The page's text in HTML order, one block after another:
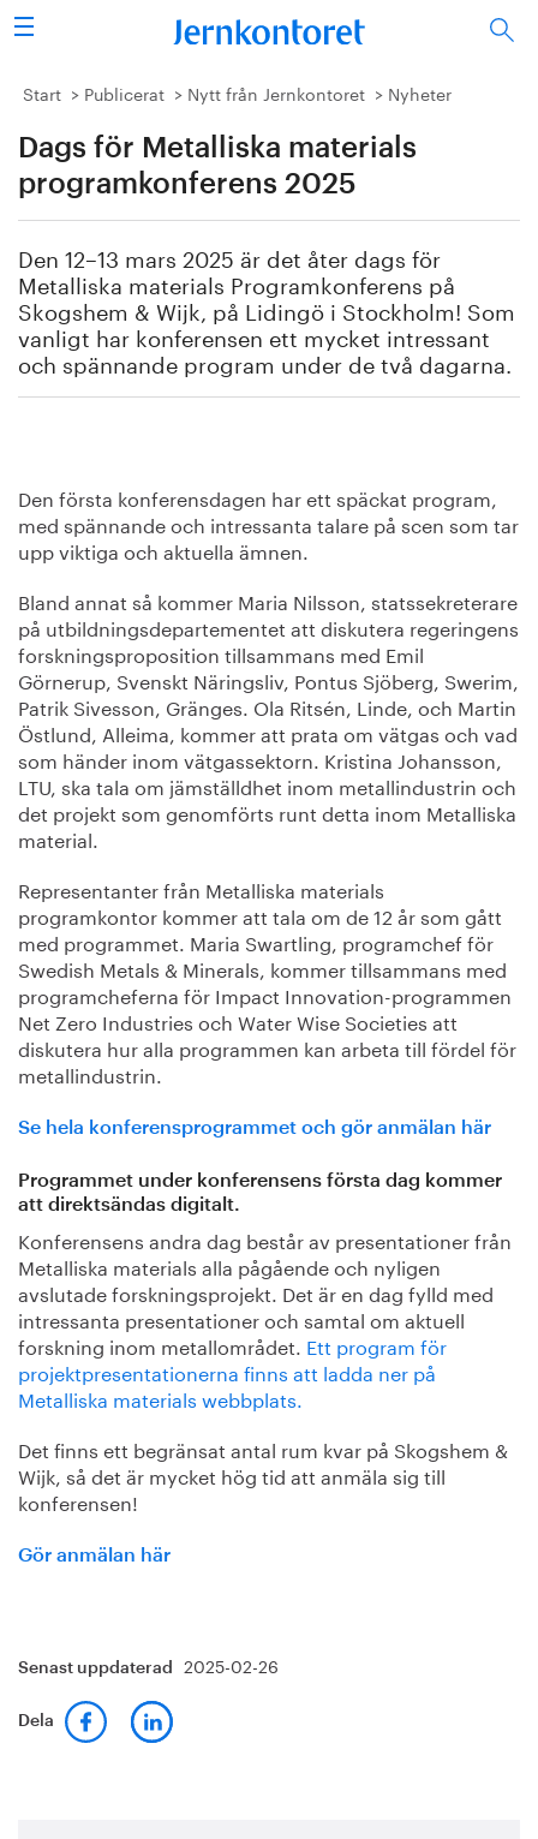
Sök
Stålindustrin
Vision 2050
Energi/miljö
Vi tycker
Publicerat
Om oss
Start Publicerat Nytt från Jernkontoret Nyheter
Dags för Metalliska materials
programkonferens 2025
Den 12–13 mars 2025 är det åter dags för
Metalliska materials Programkonferens på
Skogshem & Wijk, på Lidingö i Stockholm! Som
vanligt har konferensen ett mycket intressant
och spännande program under de två dagarna.
Den första konferensdagen har ett späckat program,
med spännande och intressanta talare på scen som tar
upp viktiga och aktuella ämnen.
Bland annat så kommer Maria Nilsson, statssekreterare
på utbildningsdepartementet att diskutera regeringens
forskningsproposition tillsammans med Emil
Görnerup, Svenskt Näringsliv, Pontus Sjöberg, Swerim,
Patrik Sivesson, Gränges. Ola Ritsén, Linde, och Martin
Östlund, Alleima, kommer att prata om vätgas och vad
som händer inom vätgassektorn. Kristina Johansson,
LTU, ska tala om jämställdhet inom metallindustrin och
det projekt som genomförts runt detta inom Metalliska
material.
Representanter från Metalliska materials
programkontor kommer att tala om de 12 år som gått
med programmet. Maria Swartling, programchef för
Swedish Metals & Minerals, kommer tillsammans med
programcheferna för Impact Innovation-programmen
Net Zero Industries och Water Wise Societies att
diskutera hur alla programmen kan arbeta till fördel för
metallindustrin.
Se hela konferensprogrammet och gör anmälan här
Programmet under konferensens första dag kommer
att direktsändas digitalt.
Konferensens andra dag består av presentationer från
Metalliska materials alla pågående och nyligen
avslutade forskningsprojekt. Det är en dag fylld med
intressanta presentationer och samtal om aktuell
forskning inom metallområdet. Ett program för
projektpresentationerna finns att ladda ner på
Metalliska materials webbplats.
Det finns ett begränsat antal rum kvar på Skogshem &
Wijk, så det är mycket hög tid att anmäla sig till
konferensen!
Gör anmälan här
Senast uppdaterad 2025-02-26
Dela